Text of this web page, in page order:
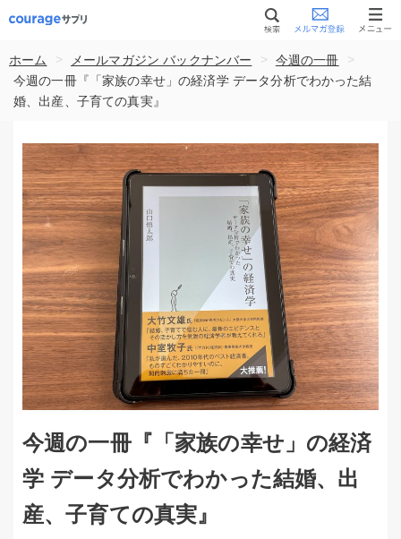
ホーム > メールマガジン バックナンバー > 今週の一冊
>
今週の一冊『「家族の幸せ」の経済学 データ分析でわかった結
婚、出産、子育ての真実』
今週の一冊『「家族の幸せ」の経済
学 データ分析でわかった結婚、出
産、子育ての真実』